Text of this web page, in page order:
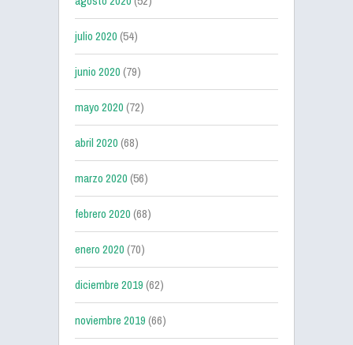
julio 2020(54)
junio 2020(79)
mayo 2020(72)
abril 2020(68)
marzo 2020(56)
febrero 2020(68)
enero 2020(70)
diciembre 2019(62)
noviembre 2019(66)